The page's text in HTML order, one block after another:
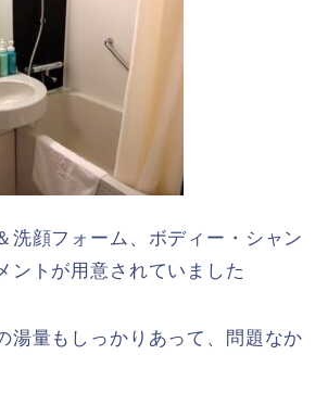
洗顔フォーム、ボディー・シャン
ントが用意されていました
湯量もしっかりあって、問題なか